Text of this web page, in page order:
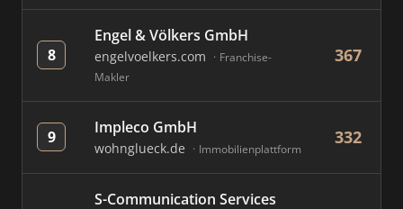
8
Engel & Völkers GmbH
engelvoelkers.com
Franchise-
Makler
367
9 Impleco GmbH
wohnglueck.de Immobilienplattform
332
S-Communication Services